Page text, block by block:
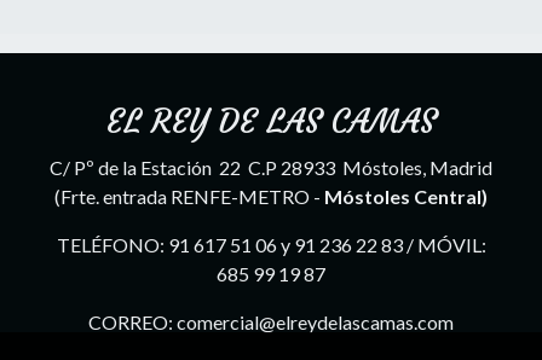
EL REY DE LAS CAMAS
C/ Pº de la Estación 22 C.P 28933 Móstoles, Madrid
(Frte. entrada RENFE-METRO - Móstoles Central)
TELÉFONO: 91 617 51 06 y 91 236 22 83 / MÓVIL:
685 99 19 87
CORREO: comercial@elreydelascamas.com